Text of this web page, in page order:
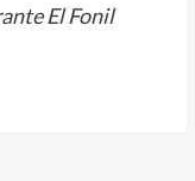
El Fonil